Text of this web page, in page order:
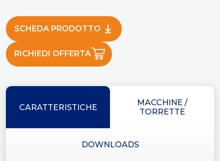
SCHEDA PRODOTTO
RICHIEDI OFFERTA
CARATTERISTICHE
MACCHINE /
TORRETTE
DOWNLOADS